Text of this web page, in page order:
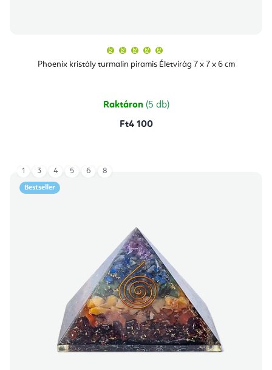
Phoenix kristály turmalin piramis Életvirág 7 x 7 x 6 cm
átlagos
értékelése
csillag.
Raktáron (5 db)
Ft4 100
Bestseller
1 3 4 5 6 8